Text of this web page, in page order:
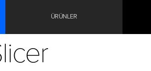
ÜRÜNLER